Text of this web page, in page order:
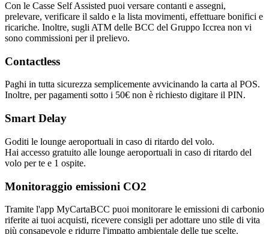
Con le Casse Self Assisted puoi versare contanti e assegni,
prelevare, verificare il saldo e la lista movimenti, effettuare bonifici e
ricariche. Inoltre, sugli ATM delle BCC del Gruppo Iccrea non vi
sono commissioni per il prelievo.
Contactless
Paghi in tutta sicurezza semplicemente avvicinando la carta al POS.
Inoltre, per pagamenti sotto i 50€ non è richiesto digitare il PIN.
Smart Delay
Goditi le lounge aeroportuali in caso di ritardo del volo.
Hai accesso gratuito alle lounge aeroportuali in caso di ritardo del
volo per te e 1 ospite.
Monitoraggio emissioni CO2
Tramite l'app MyCartaBCC puoi monitorare le emissioni di carbonio
riferite ai tuoi acquisti, ricevere consigli per adottare uno stile di vita
più consapevole e ridurre l'impatto ambientale delle tue scelte.